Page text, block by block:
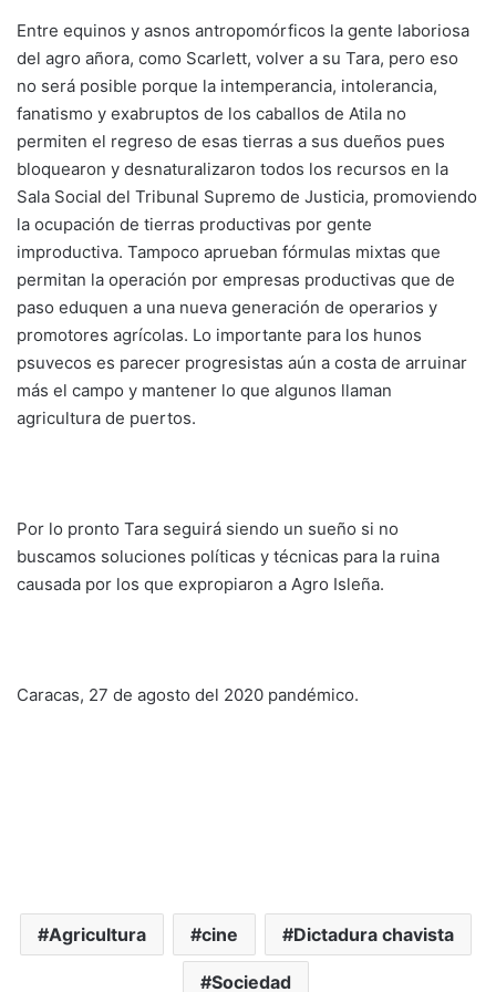
Entre equinos y asnos antropomórficos la gente laboriosa
del agro añora, como Scarlett, volver a su Tara, pero eso
no será posible porque la intemperancia, intolerancia,
fanatismo y exabruptos de los caballos de Atila no
permiten el regreso de esas tierras a sus dueños pues
bloquearon y desnaturalizaron todos los recursos en la
Sala Social del Tribunal Supremo de Justicia, promoviendo
la ocupación de tierras productivas por gente
improductiva. Tampoco aprueban fórmulas mixtas que
permitan la operación por empresas productivas que de
paso eduquen a una nueva generación de operarios y
promotores agrícolas. Lo importante para los hunos
psuvecos es parecer progresistas aún a costa de arruinar
más el campo y mantener lo que algunos llaman
agricultura de puertos.
Por lo pronto Tara seguirá siendo un sueño si no
buscamos soluciones políticas y técnicas para la ruina
causada por los que expropiaron a Agro Isleña.
Caracas, 27 de agosto del 2020 pandémico.
Agricultura cine Dictadura chavista
Sociedad